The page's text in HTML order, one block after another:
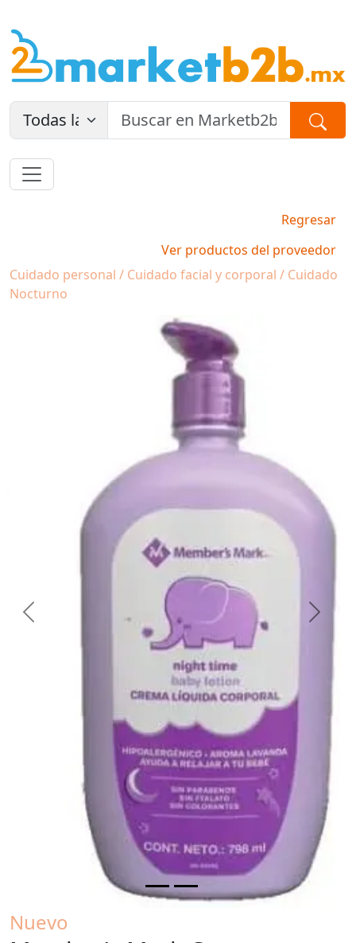
Regresar
Ver productos del proveedor
Cuidado personal / Cuidado facial y corporal / Cuidado
Nocturno
Previous Next
Nuevo